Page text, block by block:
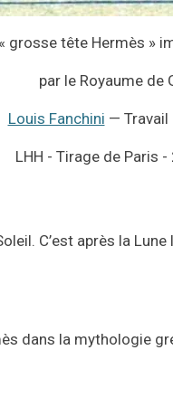
grosse tête Hermès »
par le Royaume de
Louis Fanchini — Travail
LHH - Tirage de Paris
C’est après la
dans la mythologie